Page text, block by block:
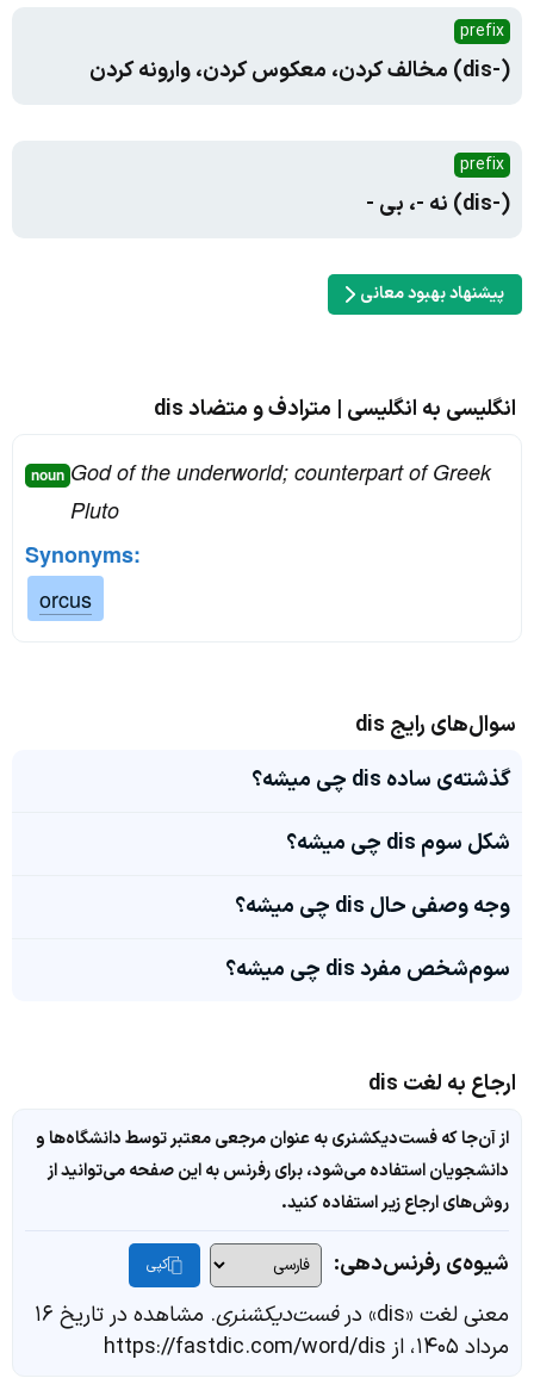
prefix
(-dis) مخالف کردن، معکوس کردن، وارونه کردن
prefix
(-dis) نه -، بی -
پیشنهاد بهبود معانی
انگلیسی به انگلیسی | مترادف و متضاد dis
noun God of the underworld; counterpart of Greek
Pluto
Synonyms:
orcus
سوال‌های رایج dis
گذشته‌ی ساده dis چی میشه؟
شکل سوم dis چی میشه؟
وجه وصفی حال dis چی میشه؟
سوم‌شخص مفرد dis چی میشه؟
ارجاع به لغت dis
از آن‌جا که فست‌دیکشنری به عنوان مرجعی معتبر توسط دانشگاه‌ها و
دانشجویان استفاده می‌شود، برای رفرنس به این صفحه می‌توانید از
روش‌های ارجاع زیر استفاده کنید.
شیوه‌ی رفرنس‌دهی: کپی
معنی لغت «dis» در فست‌دیکشنری
. مشاهده در تاریخ ۱۶
مرداد ۱۴۰۵، از https://fastdic.com/word/dis